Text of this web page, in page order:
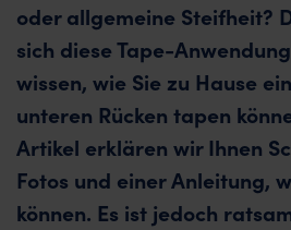
oder allgemeine Steifheit?
sich diese Tape-
wissen, wie Sie zu Hause
unteren Rücken tapen
Artikel erklären wir Ihnen
Fotos und einer Anleitung,
können. Es ist jedoch